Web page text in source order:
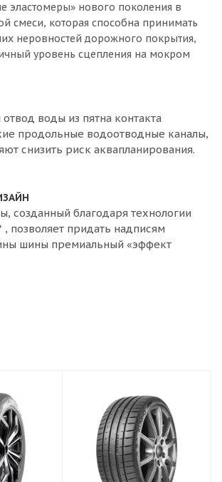
эластомеры» нового поколения в
смеси, которая способна принимать
неровностей дорожного покрытия,
уровень сцепления на мокром
воды из пятна контакта
продольные водоотводные каналы,
снизить риск аквапланирования.
созданный благодаря технологии
позволяет придать надписям
шины премиальный «эффект